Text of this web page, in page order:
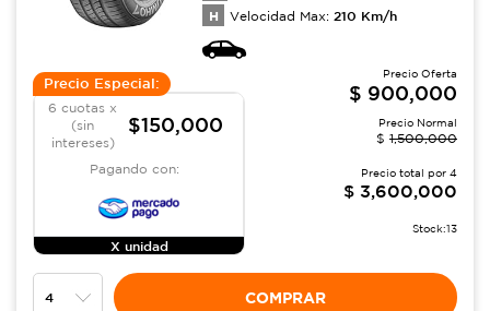
H Velocidad Max: 210 Km/h
Precio Especial:
6 cuotas x
(sin
intereses)
$150,000
Pagando con:
X unidad
Precio Oferta
$ 900,000
Precio Normal
$ 1,500,000
Precio total por 4
$ 3,600,000
Stock:13
COMPRAR